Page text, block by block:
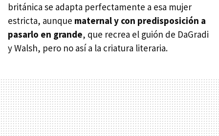
británica se adapta perfectamente a esa mujer
estricta, aunque maternal y con predisposición a
pasarlo en grande, que recrea el guión de DaGradi
y Walsh, pero no así a la criatura literaria.